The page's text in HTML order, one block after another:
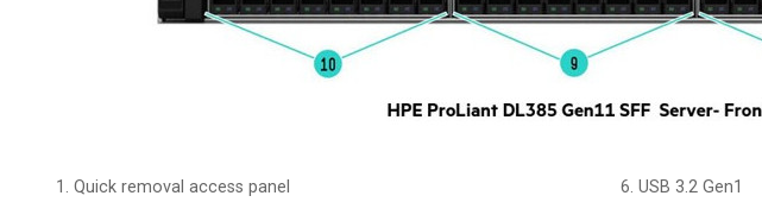
1. Quick removal access panel 6. USB 3.2 Gen1